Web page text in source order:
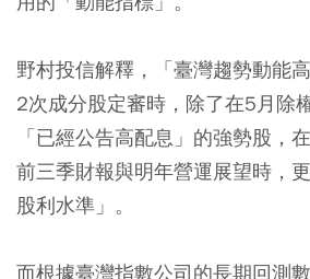
野村投信解釋，「臺灣趨勢動能
2次成分股定審時，除了在5月除
「已經公告高配息」的強勢股，
前三季財報與明年營運展望時，
股利水準」。
而根據臺灣指數公司的長期回測